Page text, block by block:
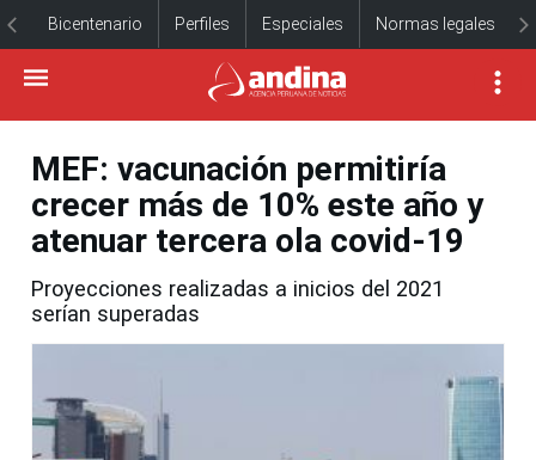
Bicentenario Perfiles Especiales Normas legales
MEF: vacunación permitiría
crecer más de 10% este año y
atenuar tercera ola covid-19
Proyecciones realizadas a inicios del 2021
serían superadas